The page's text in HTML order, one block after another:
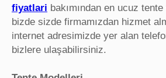
fiyatlari bakımından en ucuz
bizde sizde firmamızdan hizmet
internet adresimizde yer alan
bizlere ulaşabilirsiniz.